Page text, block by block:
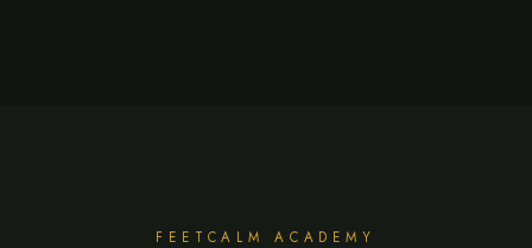
FEETCALM ACADEMY